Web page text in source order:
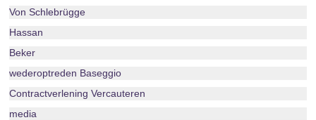
Von Schlebrügge
Hassan
Beker
wederoptreden Baseggio
Contractverlening Vercauteren
media